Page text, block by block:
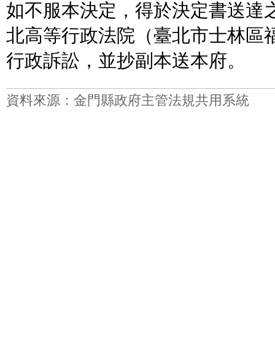
如不服本決定，得於決定書送達
北高等行政法院（臺北市士林區
行政訴訟，並抄副本送本府。
資料來源：金門縣政府主管法規共用系統